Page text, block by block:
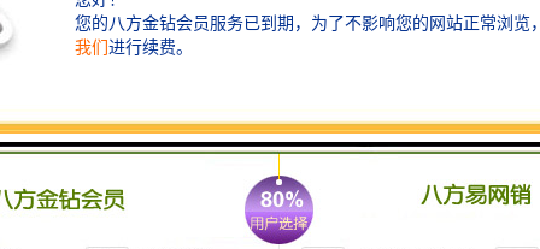
2. **污水处理一体化设备**：集成了多种处理工艺（如
3. **人工湿地**：通过植物的根系和土壤微生物的作
用，自然过滤和处理污水，是一种生态友好的处理方
式。